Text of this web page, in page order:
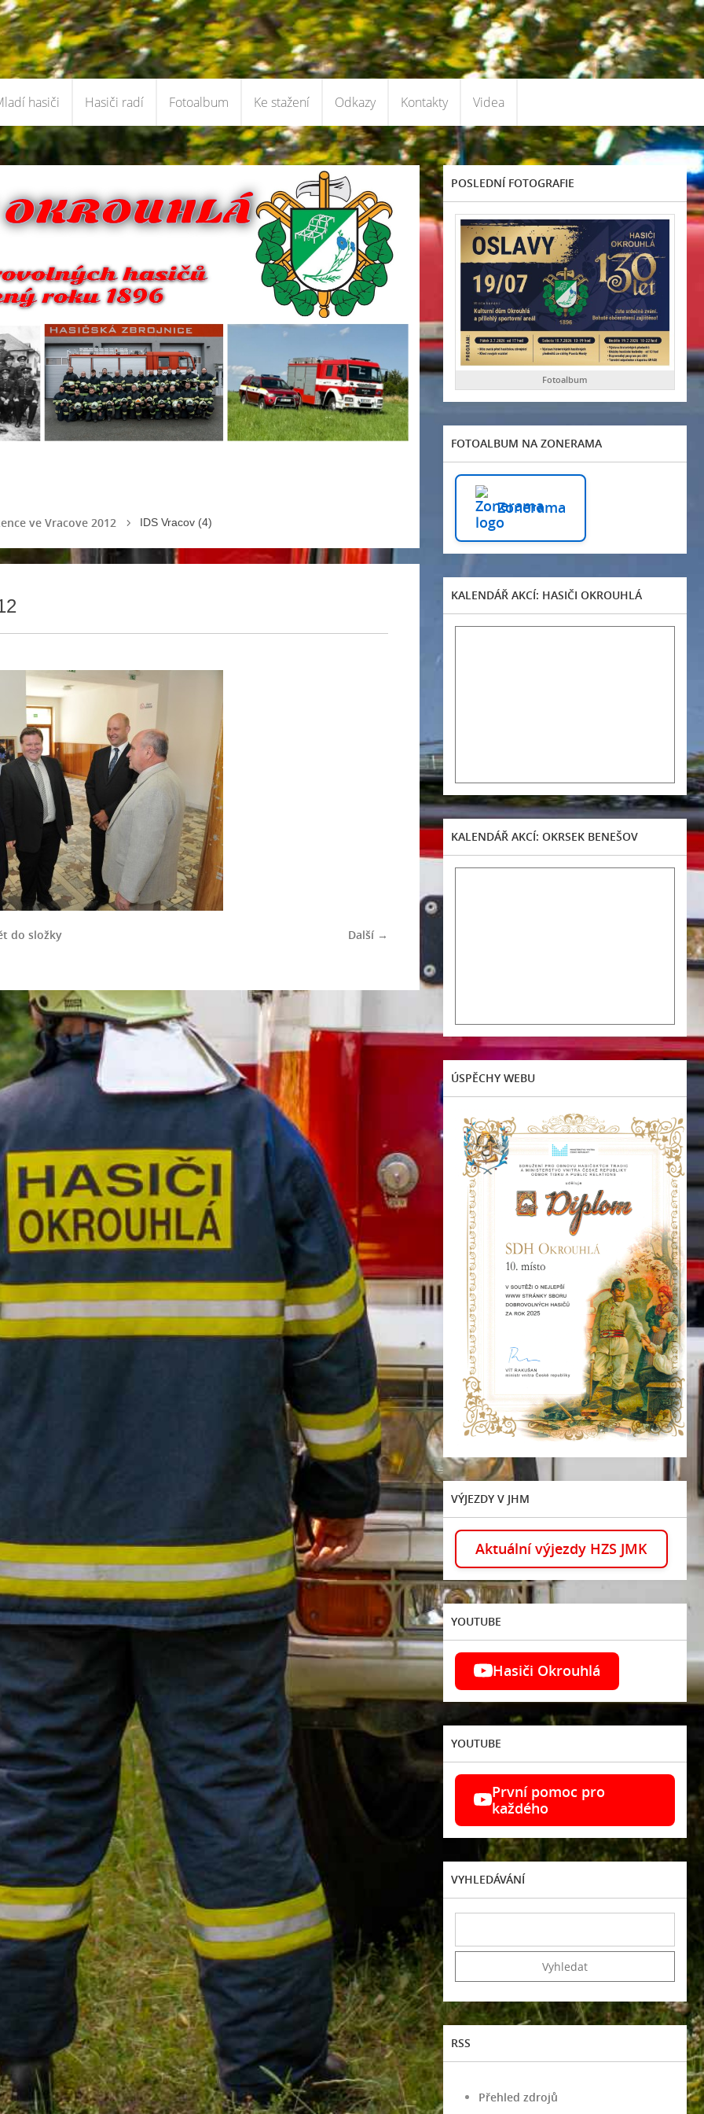
hasiči Hasiči radí Fotoalbum Ke stažení Odkazy Kontakty Videa
ve Vracove 2012 IDS Vracov (4)
Další →
do složky
POSLEDNÍ FOTOGRAFIE
Fotoalbum
FOTOALBUM NA ZONERAMA
Zonerama
KALENDÁŘ AKCÍ: HASIČI OKROUHLÁ
KALENDÁŘ AKCÍ: OKRSEK BENEŠOV
ÚSPĚCHY WEBU
VÝJEZDY V JHM
Aktuální výjezdy HZS JMK
YOUTUBE
Hasiči Okrouhlá
YOUTUBE
První pomoc pro
každého
VYHLEDÁVÁNÍ
RSS
Přehled zdrojů